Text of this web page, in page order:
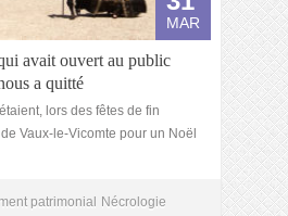
MAR
avait ouvert au public
a quitté
lors des fêtes de fin
Vaux-le-Vicomte pour un Noël
patrimonial Nécrologie